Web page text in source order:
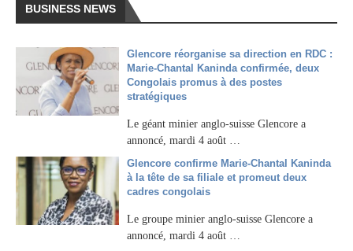
BUSINESS NEWS
Glencore réorganise sa direction en RDC :
Marie-Chantal Kaninda confirmée, deux
Congolais promus à des postes
stratégiques
Le géant minier anglo-suisse Glencore a
annoncé, mardi 4 août …
Glencore confirme Marie-Chantal Kaninda
à la tête de sa filiale et promeut deux
cadres congolais
Le groupe minier anglo-suisse Glencore a
annoncé, mardi 4 août …